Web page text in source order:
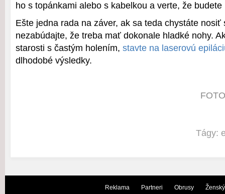
ho s topánkami alebo s kabelkou a verte, že
Ešte jedna rada na záver, ak sa teda chystáte nosiť
nezabúdajte, že treba mať dokonale hladké nohy.
starosti s častým holením, stavte na laserovú
dlhodobé výsledky.
Tágy:
Reklama Partneri Obrusy